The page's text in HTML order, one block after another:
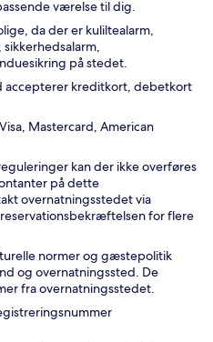
værelse til dig.
da der er kuliltealarm,
på stedet.
accepterer kreditkort, debetkort
Mastercard, American
kan der ikke overføres
på dette
overnatningsstedet via
for flere
normer og gæstepolitik
og overnatningssted. De
fra overnatningsstedet.